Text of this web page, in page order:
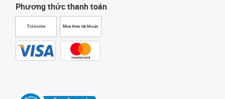
Phương thức thanh toán
Trả trước Mua theo tài khoản